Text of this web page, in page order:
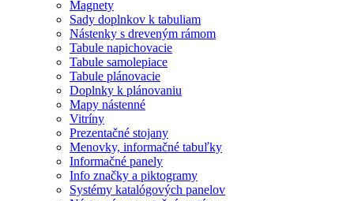
Magnety
Sady doplnkov k tabuliam
Nástenky s dreveným rámom
Tabule napichovacie
Tabule samolepiace
Tabule plánovacie
Doplnky k plánovaniu
Mapy nástenné
Vitríny
Prezentačné stojany
Menovky, informačné tabuľky
Informačné panely
Info značky a piktogramy
Systémy katalógových panelov